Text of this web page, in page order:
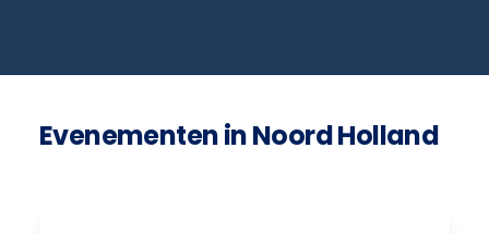
Evenementen in Noord Holland